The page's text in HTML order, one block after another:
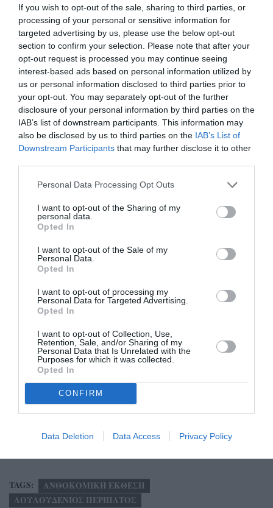
If you wish to opt-out of the sale, sharing to third parties, or
processing of your personal or sensitive information for
targeted advertising by us, please use the below opt-out
section to confirm your selection. Please note that after your
opt-out request is processed you may continue seeing
interest-based ads based on personal information utilized by
us or personal information disclosed to third parties prior to
your opt-out. You may separately opt-out of the further
disclosure of your personal information by third parties on the
IAB’s list of downstream participants. This information may
also be disclosed by us to third parties on the IAB’s List of
Downstream Participants that may further disclose it to other
Personal Data Processing Opt Outs
I want to opt-out of the Sharing of my
personal data.
Opted In
I want to opt-out of the Sale of my
Personal Data.
Opted In
I want to opt-out of processing my
Personal Data for Targeted Advertising.
Opted In
I want to opt-out of Collection, Use,
Retention, Sale, and/or Sharing of my
Personal Data that Is Unrelated with the
Purposes for which it was collected.
Opted In
CONFIRM
Data Deletion Data Access Privacy Policy
κάποιες από τις ομάδες που συμμετείχαν χόρεψαν, ενώ
το ραντεβού δόθηκε για του χρόνου.
TAGS:
ΑΝΘΟΚΟΜΙΚΗ ΕΚΘΕΣΗ
ΛΟΥΛΟΥΔΕΝΙΟΣ ΠΕΡΙΠΑΤΟΣ